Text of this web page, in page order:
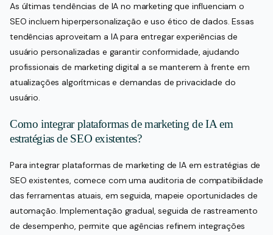
As últimas tendências de IA no marketing que influenciam o
SEO incluem hiperpersonalização e uso ético de dados. Essas
tendências aproveitam a IA para entregar experiências de
usuário personalizadas e garantir conformidade, ajudando
profissionais de marketing digital a se manterem à frente em
atualizações algorítmicas e demandas de privacidade do
usuário.
Como integrar plataformas de marketing de IA em
estratégias de SEO existentes?
Para integrar plataformas de marketing de IA em estratégias de
SEO existentes, comece com uma auditoria de compatibilidade
das ferramentas atuais, em seguida, mapeie oportunidades de
automação. Implementação gradual, seguida de rastreamento
de desempenho, permite que agências refinem integrações